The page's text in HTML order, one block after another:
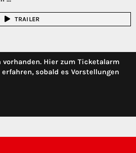
TRAILER
Hier zum Ticketalarm
sobald es Vorstellungen